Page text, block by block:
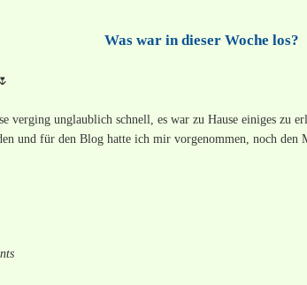
Was war in dieser Woche los?
verging unglaublich schnell, es war zu Hause einiges zu
und für den Blog hatte ich mir vorgenommen, noch den